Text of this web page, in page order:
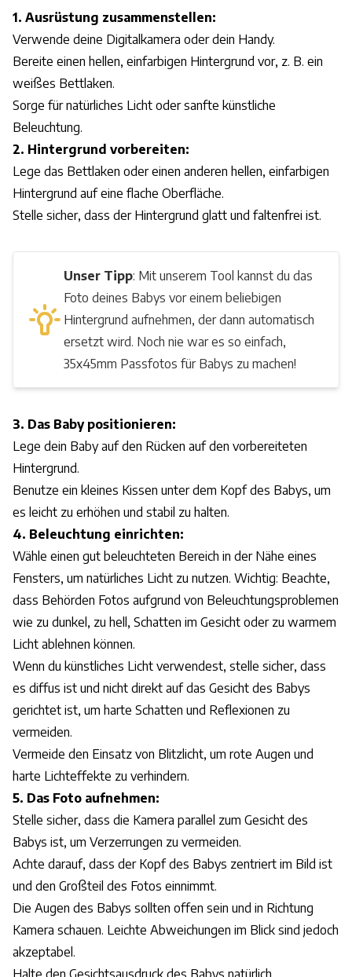
1. Ausrüstung zusammenstellen:
Verwende deine Digitalkamera oder dein Handy.
Bereite einen hellen, einfarbigen Hintergrund vor, z. B. ein
weißes Bettlaken.
Sorge für natürliches Licht oder sanfte künstliche
Beleuchtung.
2. Hintergrund vorbereiten:
Lege das Bettlaken oder einen anderen hellen, einfarbigen
Hintergrund auf eine flache Oberfläche.
Stelle sicher, dass der Hintergrund glatt und faltenfrei ist.
Unser Tipp: Mit unserem Tool kannst du das
Foto deines Babys vor einem beliebigen
Hintergrund aufnehmen, der dann automatisch
ersetzt wird. Noch nie war es so einfach,
35x45mm Passfotos für Babys zu machen!
3. Das Baby positionieren:
Lege dein Baby auf den Rücken auf den vorbereiteten
Hintergrund.
Benutze ein kleines Kissen unter dem Kopf des Babys, um
es leicht zu erhöhen und stabil zu halten.
4. Beleuchtung einrichten:
Wähle einen gut beleuchteten Bereich in der Nähe eines
Fensters, um natürliches Licht zu nutzen. Wichtig: Beachte,
dass Behörden Fotos aufgrund von Beleuchtungsproblemen
wie zu dunkel, zu hell, Schatten im Gesicht oder zu warmem
Licht ablehnen können.
Wenn du künstliches Licht verwendest, stelle sicher, dass
es diffus ist und nicht direkt auf das Gesicht des Babys
gerichtet ist, um harte Schatten und Reflexionen zu
vermeiden.
Vermeide den Einsatz von Blitzlicht, um rote Augen und
harte Lichteffekte zu verhindern.
5. Das Foto aufnehmen:
Stelle sicher, dass die Kamera parallel zum Gesicht des
Babys ist, um Verzerrungen zu vermeiden.
Achte darauf, dass der Kopf des Babys zentriert im Bild ist
und den Großteil des Fotos einnimmt.
Die Augen des Babys sollten offen sein und in Richtung
Kamera schauen. Leichte Abweichungen im Blick sind jedoch
akzeptabel.